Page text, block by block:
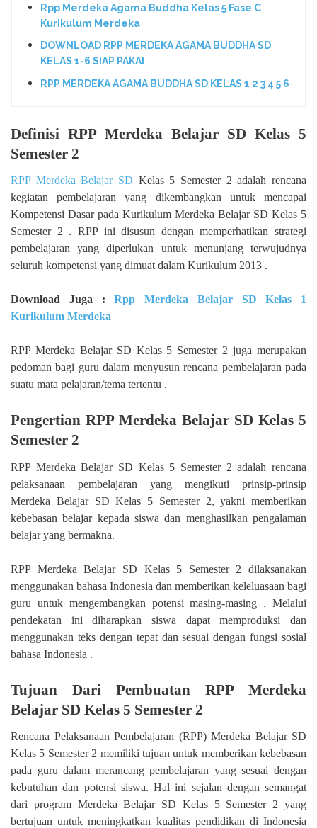
Rpp Merdeka Agama Buddha Kelas 5 Fase C
Kurikulum Merdeka
DOWNLOAD RPP MERDEKA AGAMA BUDDHA SD
KELAS 1-6 SIAP PAKAI
RPP MERDEKA AGAMA BUDDHA SD KELAS 1 2 3 4 5 6
Definisi RPP Merdeka Belajar SD Kelas 5
Semester 2
RPP Merdeka Belajar SD Kelas 5 Semester 2 adalah rencana
kegiatan pembelajaran yang dikembangkan untuk mencapai
Kompetensi Dasar pada Kurikulum Merdeka Belajar SD Kelas 5
Semester 2 . RPP ini disusun dengan memperhatikan strategi
pembelajaran yang diperlukan untuk menunjang terwujudnya
seluruh kompetensi yang dimuat dalam Kurikulum 2013 .
Download Juga :Rpp Merdeka Belajar SD Kelas 1
Kurikulum Merdeka
RPP Merdeka Belajar SD Kelas 5 Semester 2 juga merupakan
pedoman bagi guru dalam menyusun rencana pembelajaran pada
suatu mata pelajaran/tema tertentu .
Pengertian RPP Merdeka Belajar SD Kelas 5
Semester 2
RPP Merdeka Belajar SD Kelas 5 Semester 2 adalah rencana
pelaksanaan pembelajaran yang mengikuti prinsip-prinsip
Merdeka Belajar SD Kelas 5 Semester 2, yakni memberikan
kebebasan belajar kepada siswa dan menghasilkan pengalaman
belajar yang bermakna.
RPP Merdeka Belajar SD Kelas 5 Semester 2 dilaksanakan
menggunakan bahasa Indonesia dan memberikan keleluasaan bagi
guru untuk mengembangkan potensi masing-masing . Melalui
pendekatan ini diharapkan siswa dapat memproduksi dan
menggunakan teks dengan tepat dan sesuai dengan fungsi sosial
bahasa Indonesia .
Tujuan Dari Pembuatan RPP Merdeka
Belajar SD Kelas 5 Semester 2
Rencana Pelaksanaan Pembelajaran (RPP) Merdeka Belajar SD
Kelas 5 Semester 2 memiliki tujuan untuk memberikan kebebasan
pada guru dalam merancang pembelajaran yang sesuai dengan
kebutuhan dan potensi siswa. Hal ini sejalan dengan semangat
dari program Merdeka Belajar SD Kelas 5 Semester 2 yang
bertujuan untuk meningkatkan kualitas pendidikan di Indonesia